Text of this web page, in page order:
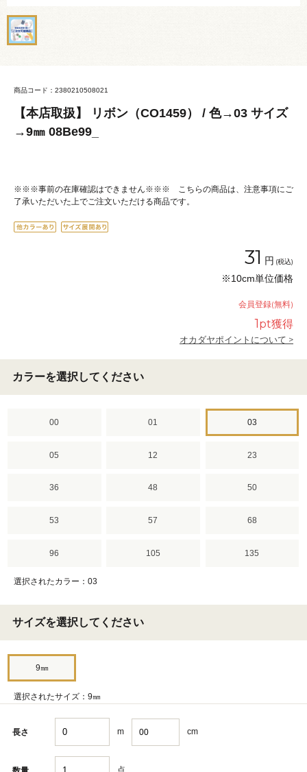
商品コード：2380210508021
【本店取扱】 リボン（CO1459） / 色→03 サイズ
→9㎜ 08Be99_
※※※事前の在庫確認はできません※※※ こちらの商品は、注意事項にご
了承いただいた上でご注文いただける商品です。
31 円 (税込)
※10cm単位価格
会員登録(無料)
1pt獲得
オカダヤポイントについて >
カラーを選択してください
00 01 03
05 12 23
36 48 50
53 57 68
96 105 135
選択されたカラー：03
サイズを選択してください
9㎜
選択されたサイズ：9㎜
長さ m cm
点